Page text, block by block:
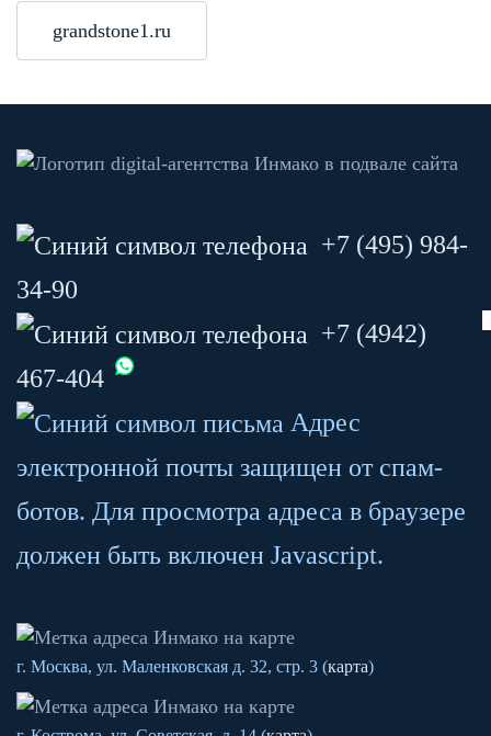
grandstone1.ru
+7 (495) 984-
34-90
+7 (4942)
467-404
Адрес
электронной почты защищен от спам-
ботов. Для просмотра адреса в браузере
должен быть включен Javascript.
г. Москва, ул. Маленковская д. 32, стр. 3 (карта)